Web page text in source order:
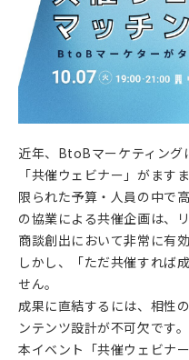
近年、BtoBマーケティング
「共催ウェビナー」がます
限られた予算・人員の中で
の協業による共催企画は、
商談創出において非常に有効
しかし、「ただ共催すれば
せん。
成果に直結するには、相性
ンテンツ設計が不可欠です。
本イベント「共催ウェビナ